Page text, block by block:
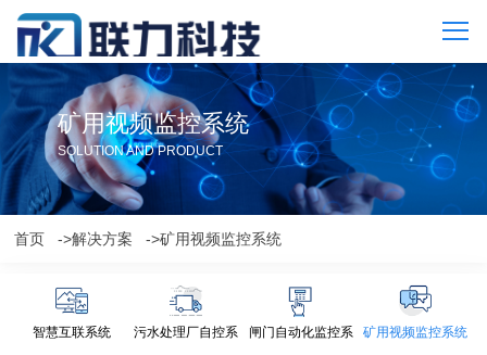
矿用视频监控系统
SOLUTION AND PRODUCT
首页 ->解决方案 ->矿用视频监控系统
智慧互联系统
污水处理厂自控系
闸门自动化监控系
矿用视频监控系统